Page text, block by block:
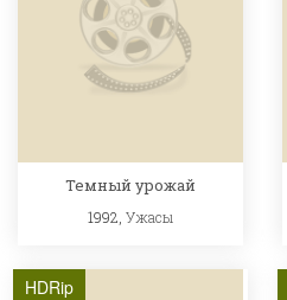
Темный урожай
1992, Ужасы
HDRip